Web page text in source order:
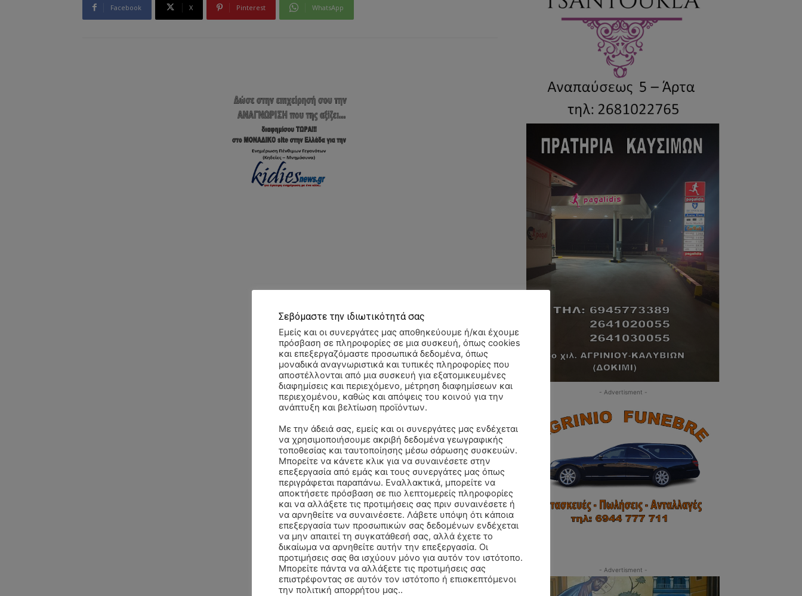
Facebook X Pinterest WhatsApp
- Advertisment -
- Advertisment -
Σεβόμαστε την ιδιωτικότητά σας
Εμείς και οι συνεργάτες μας αποθηκεύουμε ή/και έχουμε
πρόσβαση σε πληροφορίες σε μια συσκευή, όπως cookies
και επεξεργαζόμαστε προσωπικά δεδομένα, όπως
μοναδικά αναγνωριστικά και τυπικές πληροφορίες που
αποστέλλονται από μια συσκευή για εξατομικευμένες
διαφημίσεις και περιεχόμενο, μέτρηση διαφημίσεων και
περιεχομένου, καθώς και απόψεις του κοινού για την
ανάπτυξη και βελτίωση προϊόντων.
Με την άδειά σας, εμείς και οι συνεργάτες μας ενδέχεται
να χρησιμοποιήσουμε ακριβή δεδομένα γεωγραφικής
τοποθεσίας και ταυτοποίησης μέσω σάρωσης συσκευών.
Μπορείτε να κάνετε κλικ για να συναινέσετε στην
επεξεργασία από εμάς και τους συνεργάτες μας όπως
περιγράφεται παραπάνω. Εναλλακτικά, μπορείτε να
αποκτήσετε πρόσβαση σε πιο λεπτομερείς πληροφορίες
και να αλλάξετε τις προτιμήσεις σας πριν συναινέσετε ή
να αρνηθείτε να συναινέσετε. Λάβετε υπόψη ότι κάποια
επεξεργασία των προσωπικών σας δεδομένων ενδέχεται
να μην απαιτεί τη συγκατάθεσή σας, αλλά έχετε το
δικαίωμα να αρνηθείτε αυτήν την επεξεργασία. Οι
προτιμήσεις σας θα ισχύουν μόνο για αυτόν τον ιστότοπο.
Μπορείτε πάντα να αλλάξετε τις προτιμήσεις σας
επιστρέφοντας σε αυτόν τον ιστότοπο ή επισκεπτόμενοι
την πολιτική απορρήτου μας..